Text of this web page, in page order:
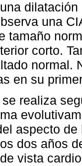
una
tamaño
corto.
normal.
en su
realiza
aspecto
dos años
vista